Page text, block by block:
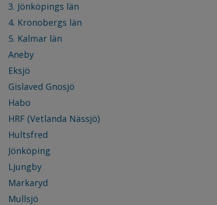
3. Jönköpings län
4. Kronobergs län
5. Kalmar län
Aneby
Eksjö
Gislaved Gnosjö
Habo
HRF (Vetlanda Nässjö)
Hultsfred
Jönköping
Ljungby
Markaryd
Mullsjö